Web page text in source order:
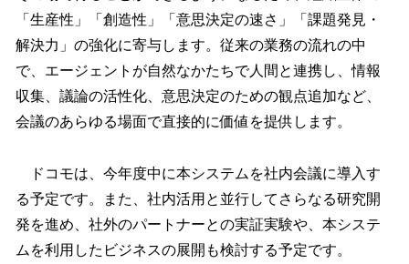
「生産性」「創造性」「意思決定の速さ」「課題発見・
解決力」の強化に寄与します。従来の業務の流れの中
で、エージェントが自然なかたちで人間と連携し、情報
収集、議論の活性化、意思決定のための観点追加など、
会議のあらゆる場面で直接的に価値を提供します。
ドコモは、今年度中に本システムを社内会議に導入す
る予定です。また、社内活用と並行してさらなる研究開
発を進め、社外のパートナーとの実証実験や、本システ
ムを利用したビジネスの展開も検討する予定です。